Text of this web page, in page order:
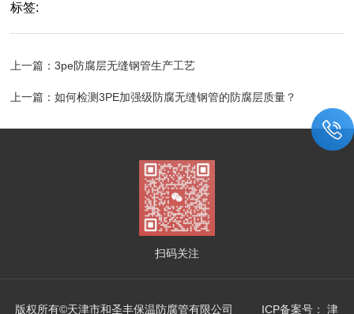
标签:
上一篇：3pe防腐层无缝钢管生产工艺
上一篇：如何检测3PE加强级防腐无缝钢管的防腐层质量？
扫码关注
版权所有©天津市和圣丰保温防腐管有限公司 ICP备案号：津